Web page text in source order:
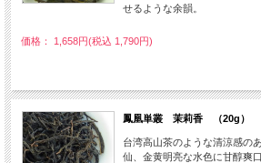
せるような余韻。
価格： 1,658円(税込 1,790円)
鳳凰単叢 茉莉香 （20g）
台湾高山茶のような清涼感の
仙、金黄明亮な水色に甘醇爽